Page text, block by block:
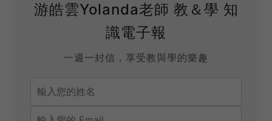
游皓雲Yolanda老師 教＆學 知
識電子報
一週一封信，享受教與學的樂趣